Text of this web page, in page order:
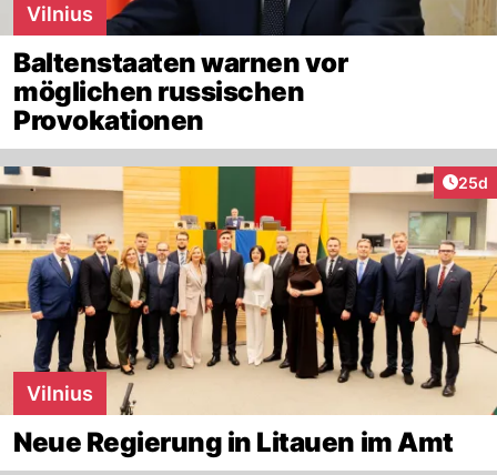
Vilnius
Baltenstaaten warnen vor
möglichen russischen
Provokationen
25d
Vilnius
Neue Regierung in Litauen im Amt